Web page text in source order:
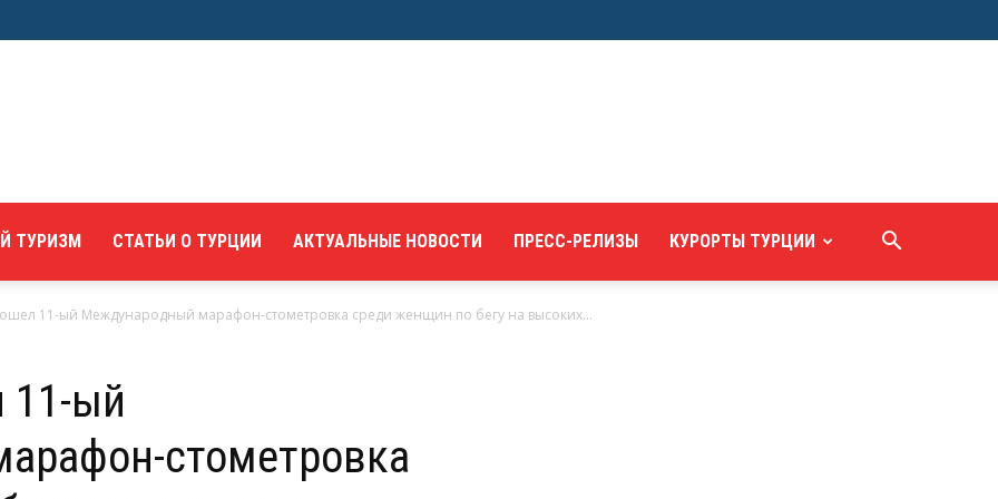
ТУРИЗМ СТАТЬИ О ТУРЦИИ АКТУАЛЬНЫЕ НОВОСТИ ПРЕСС-РЕЛИЗЫ КУРОРТЫ ТУРЦИИ
11-ый Международный марафон-стометровка среди женщин по бегу на высоких...
11-ый
стометровка